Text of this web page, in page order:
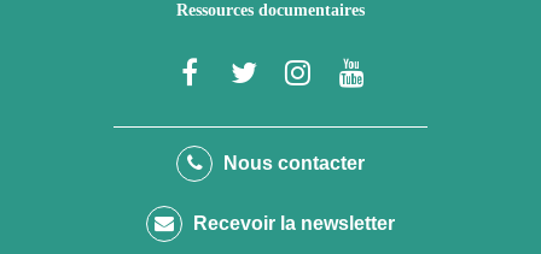
Ressources documentaires
Lien
le
Facebook
Lien
le
Twitter
Lien
le
Instagram
Youtube
Nous contacter
Recevoir la newsletter